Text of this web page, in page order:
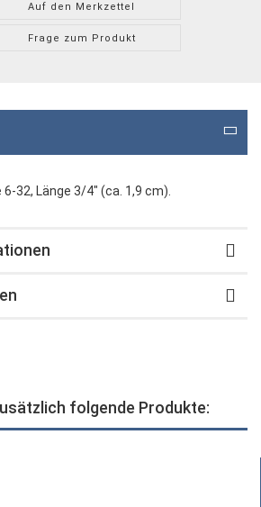
Auf den Merkzettel
Frage zum Produkt
32, Länge 3/4" (ca. 1,9 cm).
folgende Produkte: